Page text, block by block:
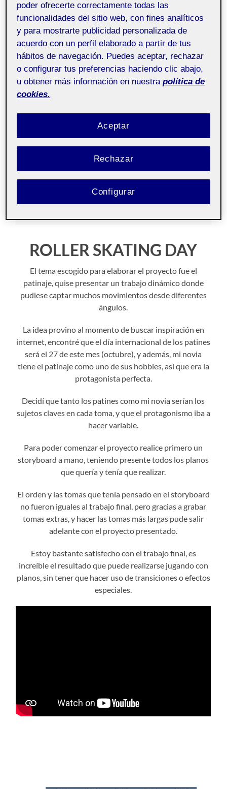
whenever you want to (Woody Allen)
ENTRADA FIJA
ROLLER SKATING DAY
23 OCTUBRE, 2022 / SIN COMENTARIOS
ROLLER SKATING DAY
El tema escogido para elaborar el proyecto fue el
patinaje, quise presentar un trabajo dinámico donde
pudiese captar muchos movimientos desde diferentes
ángulos.
La idea provino al momento de buscar inspiración en
internet, encontré que el día internacional de los patines
será el 27 de este mes (octubre), y además, mi novia
tiene el patinaje como uno de sus hobbies, así que era la
protagonista perfecta.
Decidí que tanto los patines como mi novia serían los
sujetos claves en cada toma, y que el protagonismo iba a
hacer variable.
Para poder comenzar el proyecto realice primero un
storyboard a mano, teniendo presente todos los planos
que quería y tenía que realizar.
El orden y las tomas que tenía pensado en el storyboard
no fueron iguales al trabajo final, pero gracias a grabar
tomas extras, y hacer las tomas más largas pude salir
adelante con el proyecto presentado.
Estoy bastante satisfecho con el trabajo final, es
increíble el resultado que puede realizarse jugando con
planos, sin tener que hacer uso de transiciones o efectos
especiales.
poder ofrecerte correctamente todas las
funcionalidades del sitio web, con fines analíticos
y para mostrarte publicidad personalizada de
acuerdo con un perfil elaborado a partir de tus
hábitos de navegación. Puedes aceptar, rechazar
o configurar tus preferencias haciendo clic abajo,
u obtener más información en nuestra política de
cookies.
Rechazar
Aceptar
Configurar